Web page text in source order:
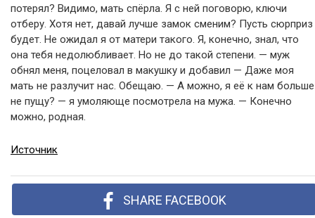
потерял? Видимо, мать спёрла. Я с ней поговорю, ключи
отберу. Хотя нет, давай лучше замок сменим? Пусть сюрприз
будет. Не ожидал я от матери такого. Я, конечно, знал, что
она тебя недолюбливает. Но не до такой степени. — муж
обнял меня, поцеловал в макушку и добавил — Даже моя
мать не разлучит нас. Обещаю. — А можно, я её к нам больше
не пущу? — я умоляюще посмотрела на мужа. — Конечно
можно, родная.
Источник
SHARE FACEBOOK